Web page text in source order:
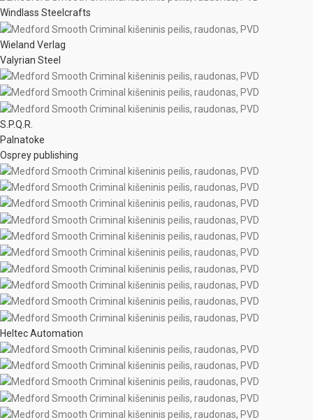
Windlass Steelcrafts
Wieland Verlag
Valyrian Steel
S.P.Q.R.
Palnatoke
Osprey publishing
Heltec Automation